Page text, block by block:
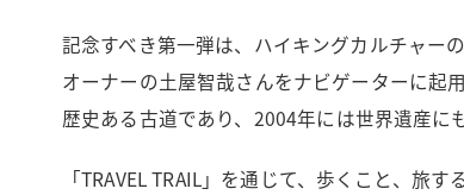
記念すべき第一弾は、ハイキングカルチャー
オーナーの土屋智哉さんをナビゲーターに起
歴史ある古道であり、2004年には世界遺産に
「TRAVEL TRAIL」を通じて、歩くこと、旅